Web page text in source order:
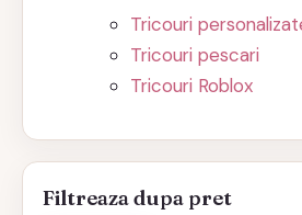
Tricouri
Tricouri pescari
Tricouri Roblox
Filtreaza dupa pret